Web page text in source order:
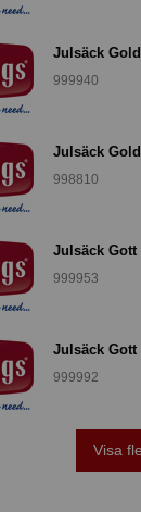
Julsäck
999940
Julsäck
998810
Julsäck Gott
999953
Julsäck Gott
999992
Visa